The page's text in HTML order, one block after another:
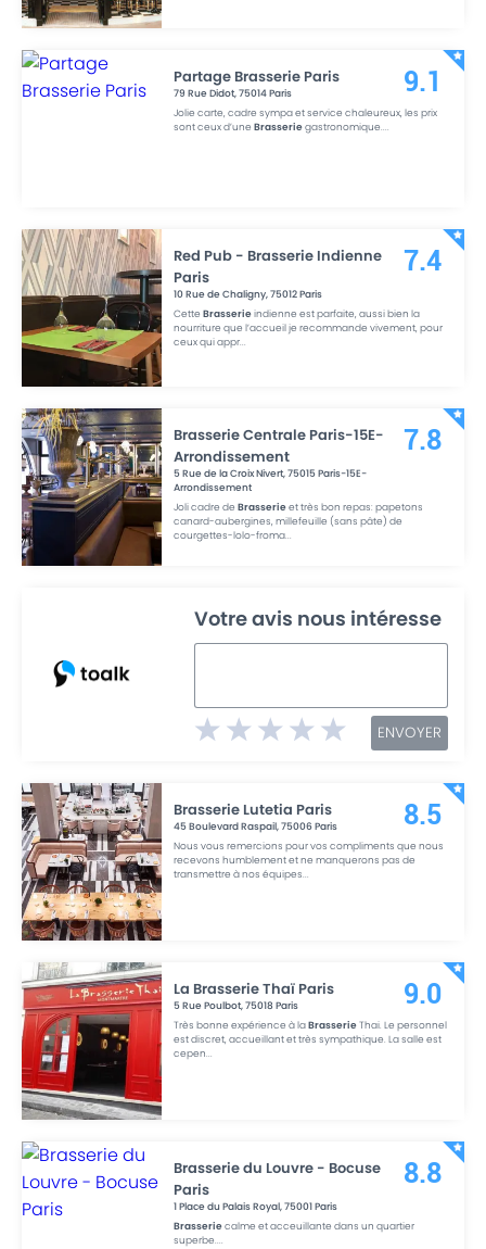
Partage Brasserie Paris
79 Rue Didot,75014Paris
Jolie carte, cadre sympa et service chaleureux, les prix
sont ceux d’uneBrasseriegastronomique....
9.1
Red Pub - Brasserie Indienne
Paris
10 Rue de Chaligny,75012Paris
CetteBrasserieindienne est parfaite, aussi bien la
nourriture que l’accueil je recommande vivement, pour
ceux qui appr...
7.4
Brasserie Centrale Paris-15E-
Arrondissement
5 Rue de la Croix Nivert,75015Paris-15E-
Arrondissement
Joli cadre deBrasserieet très bon repas: papetons
canard-aubergines, millefeuille (sans pâte) de
courgettes-lolo-froma...
7.8
Votre avis nous intéresse
ENVOYER
Brasserie Lutetia Paris
45 Boulevard Raspail,75006Paris
Nous vous remercions pour vos compliments que nous
recevons humblement et ne manquerons pas de
transmettre à nos équipes...
8.5
La Brasserie Thaï Paris
5 Rue Poulbot,75018 Paris
Très bonne expérience à laBrasserieThai. Le personnel
est discret, accueillant et très sympathique. La salle est
cepen...
9.0
Brasserie du Louvre - Bocuse
Paris
1 Place du Palais Royal,75001Paris
Brasseriecalme et acceuillante dans un quartier
superbe....
8.8